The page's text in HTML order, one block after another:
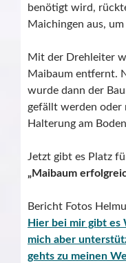
benötigt wird,
Maichingen aus,
Mit der Drehleiter
Maibaum entfernt.
wurde dann der
gefällt werden oder
Halterung am
Jetzt gibt es Platz
„Maibaum
Bericht Fotos
Hier bei mir gibt
mich aber
gehts zu meinen